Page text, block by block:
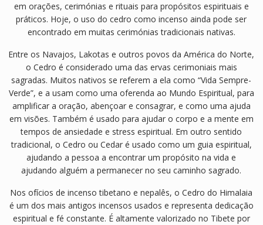
em orações, cerimónias e rituais para propósitos espirituais e
práticos. Hoje, o uso do cedro como incenso ainda pode ser
encontrado em muitas cerimónias tradicionais nativas.
Entre os Navajos, Lakotas e outros povos da América do Norte,
o Cedro é considerado uma das ervas cerimoniais mais
sagradas. Muitos nativos se referem a ela como “Vida Sempre-
Verde”, e a usam como uma oferenda ao Mundo Espiritual, para
amplificar a oração, abençoar e consagrar, e como uma ajuda
em visões. Também é usado para ajudar o corpo e a mente em
tempos de ansiedade e stress espiritual. Em outro sentido
tradicional, o Cedro ou Cedar é usado como um guia espiritual,
ajudando a pessoa a encontrar um propósito na vida e
ajudando alguém a permanecer no seu caminho sagrado.
Nos ofícios de incenso tibetano e nepalês, o Cedro do Himalaia
é um dos mais antigos incensos usados ​​e representa dedicação
espiritual e fé constante. É altamente valorizado no Tibete por